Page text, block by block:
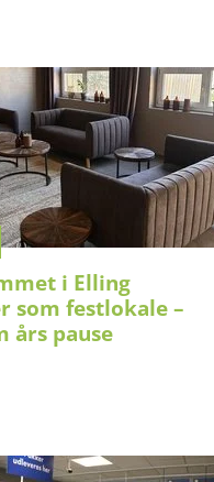
i Elling
som festlokale –
års pause